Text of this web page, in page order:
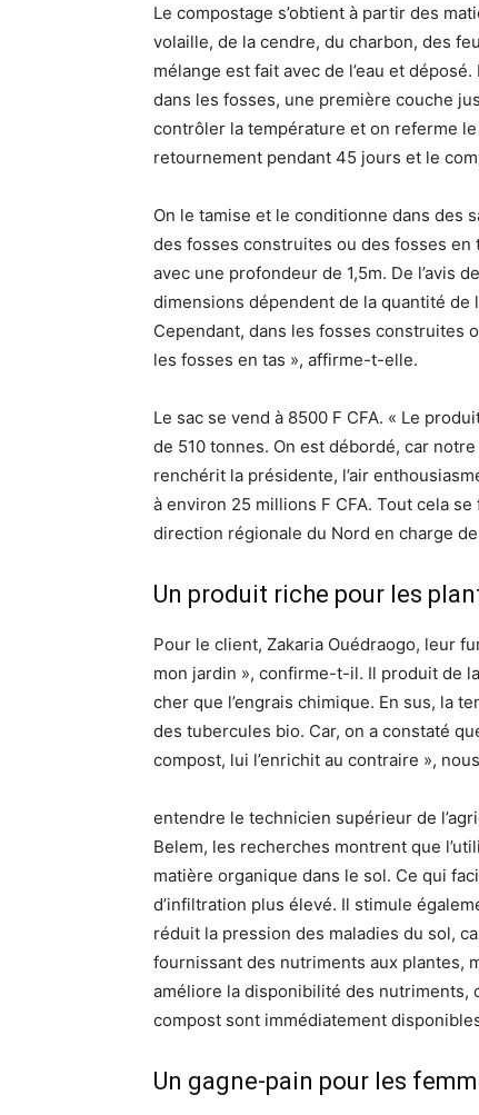
Le compostage s’obtient à partir des
volaille, de la cendre, du charbon, des
mélange est fait avec de l’eau et
dans les fosses, une première couche
contrôler la température et on referme
retournement pendant 45 jours et le
On le tamise et le conditionne dans des
des fosses construites ou des fosses
avec une profondeur de 1,5m. De l’avis
dimensions dépendent de la quantité
Cependant, dans les fosses construites
les fosses en tas », affirme-t-elle.
Le sac se vend à 8500 F CFA. « Le
de 510 tonnes. On est débordé, car
renchérit la présidente, l’air
à environ 25 millions F CFA. Tout cela
direction régionale du Nord en charge de
Un produit riche pour les
Pour le client, Zakaria Ouédraogo, leur
mon jardin », confirme-t-il. Il produit de
cher que l’engrais chimique. En sus, la
des tubercules bio. Car, on a constaté
compost, lui l’enrichit au contraire »,
entendre le technicien supérieur de
Belem, les recherches montrent que
matière organique dans le sol. Ce qui
d’infiltration plus élevé. Il stimule
réduit la pression des maladies du sol,
fournissant des nutriments aux plantes,
améliore la disponibilité des nutriments,
compost sont immédiatement
Un gagne-pain pour les